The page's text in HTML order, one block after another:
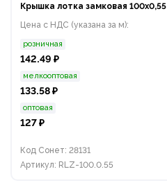
Крышка лотка замковая 100х0,55
Цена с НДС (указана за м):
розничная
142.49 ₽
мелкооптовая
133.58 ₽
оптовая
127 ₽
Код Сонет: 28131
Артикул: RLZ-100.0.55